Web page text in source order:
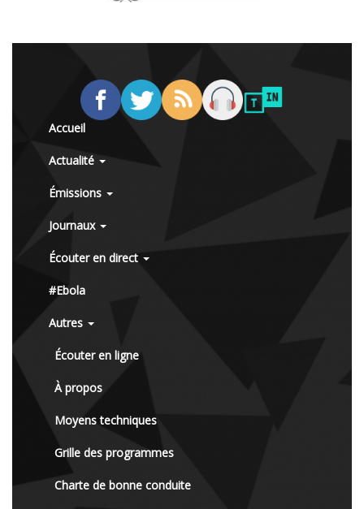
Accueil
Actualité
Émissions
Journaux
Écouter en direct
#Ebola
Autres
Écouter en ligne
À propos
Moyens techniques
Grille des programmes
Charte de bonne conduite